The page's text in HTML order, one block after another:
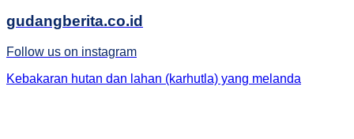
gudangberita.co.id
Follow us on instagram
Kebakaran hutan dan lahan (karhutla) yang melanda